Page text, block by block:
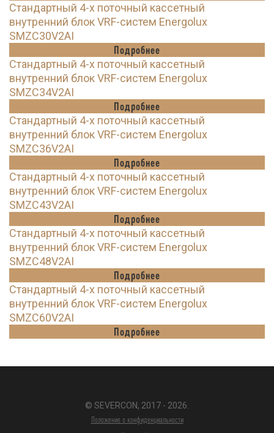
Стандартный 4-х поточный кассетный
внутренний блок VRF-систем Energolux
SMZC30V2AI
Подробнее
Стандартный 4-х поточный кассетный
внутренний блок VRF-систем Energolux
SMZC34V2AI
Подробнее
Стандартный 4-х поточный кассетный
внутренний блок VRF-систем Energolux
SMZC36V2AI
Подробнее
Стандартный 4-х поточный кассетный
внутренний блок VRF-систем Energolux
SMZC43V2AI
Подробнее
Стандартный 4-х поточный кассетный
внутренний блок VRF-систем Energolux
SMZC48V2AI
Подробнее
Стандартный 4-х поточный кассетный
внутренний блок VRF-систем Energolux
SMZC60V2AI
Подробнее
© SEVERCON, 2017 - 2026.
Положение о конфиденциальности